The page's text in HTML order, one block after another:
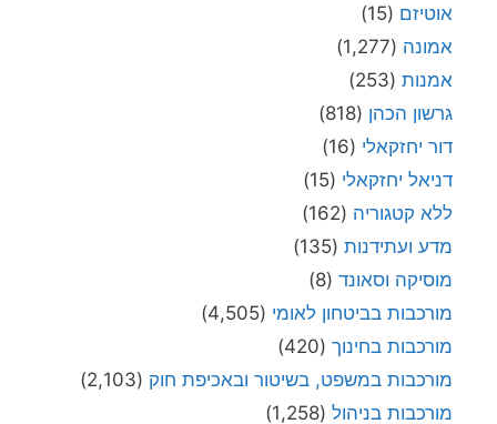
אוטיזם (15)
אמונה (1,277)
אמנות (253)
גרשון הכהן (818)
דור יחזקאלי (16)
דניאל יחזקאלי (15)
ללא קטגוריה (162)
מדע ועתידנות (135)
מוסיקה וסאונד (8)
מורכבות בביטחון לאומי (4,505)
מורכבות בחינוך (420)
מורכבות במשפט, בשיטור ובאכיפת חוק (2,103)
מורכבות בניהול (1,258)